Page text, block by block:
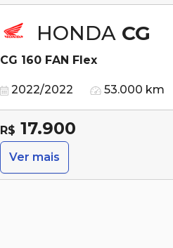
HONDA CG
CG 160 FAN Flex
2022/2022 53.000 km
R$ 17.900
Ver mais